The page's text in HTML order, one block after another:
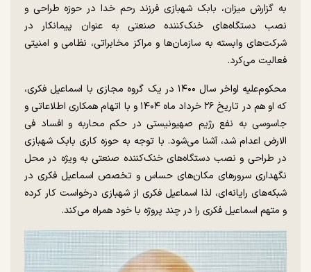
به گزارش میزان، بابک شهبازی فرزند رحم خدا در حوزه طراحی و
نصب دستگاه‌های خنک‌کننده صنعتی به عنوان پیمانکار در
شرکت‌های وابسته به سازمان‌ها و مراکز مخابراتی، نظامی و امنیتی
فعالیت می‌کرد.
محکوم‌علیه اواخر سال ۱۴۰۰ در یک گروه مجازی با اسماعیل فکری،
که او هم در تاریخ ۲۶ خرداد ماه ۱۴۰۴ و با اتهام همکاری اطلاعاتی و
جاسوسی به نفع رژیم صهیونیستی در حکم محاربه و افساد فی
الارض اعدام شد، آشنا می‌شود. با توجه به حوزه کاری بابک شهبازی
در طراحی و نصب دستگاه‌های خنک‌کننده صنعتی به ویژه در محل
نگهداری سرور‌های مکان‌های حساس و تخصص اسماعیل فکری در
شبکه‌های رایانه‌ای، لذا اسماعیل فکری از شهبازی درخواست کار کرده
و متهم اسماعیل فکری را در چند پروژه با خود همراه می‌کند.